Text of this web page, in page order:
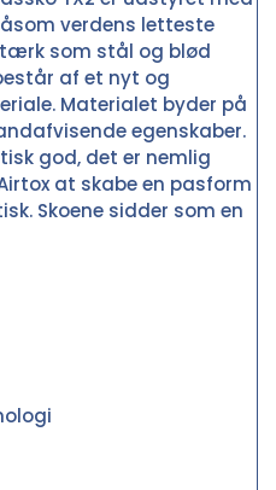
verdens letteste
som stål og blød
af et nyt og
Materialet byder på
egenskaber.
god, det er nemlig
at skabe en pasform
Skoene sidder som en